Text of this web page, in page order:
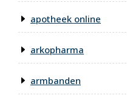
apotheek online
arkopharma
armbanden